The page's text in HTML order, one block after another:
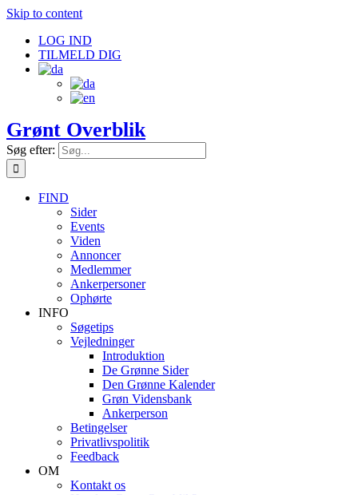
Skip to content
LOG IND
TILMELD DIG
Grønt Overblik
Søg efter:
FIND
Sider
Events
Viden
Annoncer
Medlemmer
Ankerpersoner
Ophørte
INFO
Søgetips
Vejledninger
Introduktion
De Grønne Sider
Den Grønne Kalender
Grøn Vidensbank
Ankerperson
Betingelser
Privatlivspolitik
Feedback
OM
Kontakt os